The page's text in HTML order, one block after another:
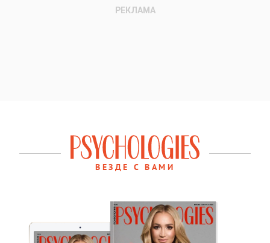
ВЕЗДЕ С ВАМИ